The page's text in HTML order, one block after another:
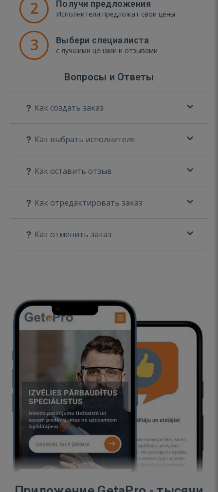
2 Получи предложения
Исполнители предложат свои цены
3 Выбери специалиста
с лучшими ценами и отзывами
Вопросы и Ответы
Как создать заказ
Как выбрать исполнителя
Как оставить отзыв
Как отредактировать заказ
Как отменить заказ